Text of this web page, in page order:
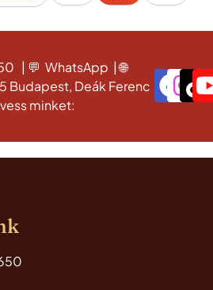
| 💬 WhatsApp |🌐
Budapest, Deák Ferenc
minket: